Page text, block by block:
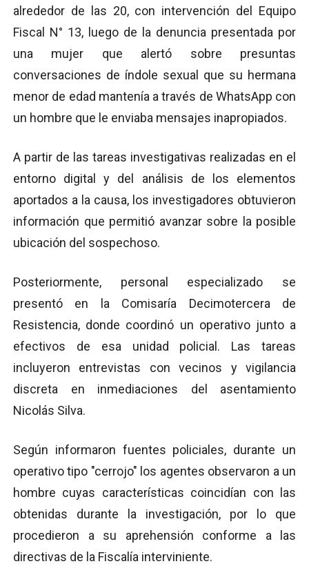
alrededor de las 20, con intervención del Equipo
Fiscal N° 13, luego de la denuncia presentada por
una mujer que alertó sobre presuntas
conversaciones de índole sexual que su hermana
menor de edad mantenía a través de WhatsApp con
un hombre que le enviaba mensajes inapropiados.
A partir de las tareas investigativas realizadas en el
entorno digital y del análisis de los elementos
aportados a la causa, los investigadores obtuvieron
información que permitió avanzar sobre la posible
ubicación del sospechoso.
Posteriormente, personal especializado se
presentó en la Comisaría Decimotercera de
Resistencia, donde coordinó un operativo junto a
efectivos de esa unidad policial. Las tareas
incluyeron entrevistas con vecinos y vigilancia
discreta en inmediaciones del asentamiento
Nicolás Silva.
Según informaron fuentes policiales, durante un
operativo tipo "cerrojo" los agentes observaron a un
hombre cuyas características coincidían con las
obtenidas durante la investigación, por lo que
procedieron a su aprehensión conforme a las
directivas de la Fiscalía interviniente.